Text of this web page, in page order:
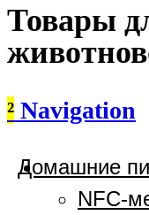
Товары
² Navigation
Домашние
NFC-